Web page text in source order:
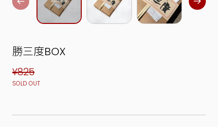
勝三度BOX
¥825
SOLD OUT